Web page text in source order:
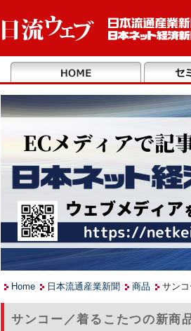
Home 日本流通産業新聞 商品 サン
サンコー／着るこたつの新商